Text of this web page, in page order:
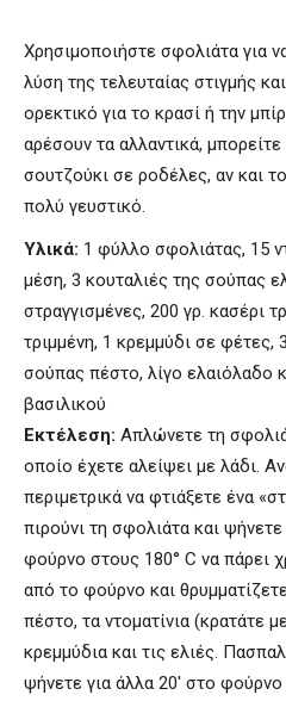
Χρησιμοποιήστε σφολιάτα για
λύση της τελευταίας στιγμής
ορεκτικό για το κρασί ή την
αρέσουν τα αλλαντικά,
σουτζούκι σε ροδέλες, αν και
πολύ γευστικό.
Υλικά: 1 φύλλο σφολιάτας, 15
μέση, 3 κουταλιές της σούπας
στραγγισμένες, 200 γρ. κασέρι
τριμμένη, 1 κρεμμύδι σε φέτες,
σούπας πέστο, λίγο ελαιόλαδο
βασιλικού
Εκτέλεση: Απλώνετε τη
οποίο έχετε αλείψει με λάδι.
περιμετρικά να φτιάξετε ένα
πιρούνι τη σφολιάτα και
φούρνο στους 180° C να πάρει
από το φούρνο και
πέστο, τα ντοματίνια (κρατάτε
κρεμμύδια και τις ελιές.
ψήνετε για άλλα 20′ στο